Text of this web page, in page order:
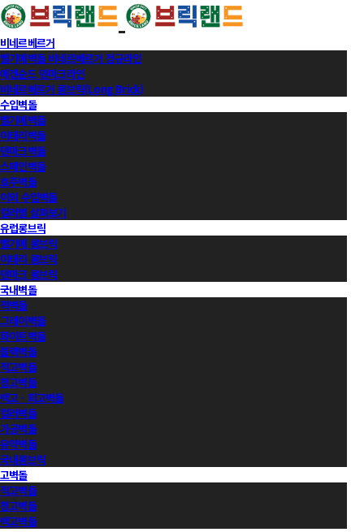
비네르베르거
벨기에벽돌 비네르베르거 정규라인
에겐순드 덴마크라인
비네르베르거 롱브릭(Long Brick)
수입벽돌
벨기에벽돌
이태리벽돌
덴마크벽돌
스페인벽돌
호주벽돌
이외 수입벽돌
컬러별 살펴보기
유럽롱브릭
벨기에 롱브릭
이태리 롱브릭
덴마크 롱브릭
국내벽돌
적벽돌
그레이벽돌
화이트벽돌
블랙벽돌
적고벽돌
청고벽돌
백고ㆍ회고벽돌
컬러벽돌
가공벽돌
유약벽돌
국내롱브릭
고벽돌
적고벽돌
청고벽돌
백고벽돌